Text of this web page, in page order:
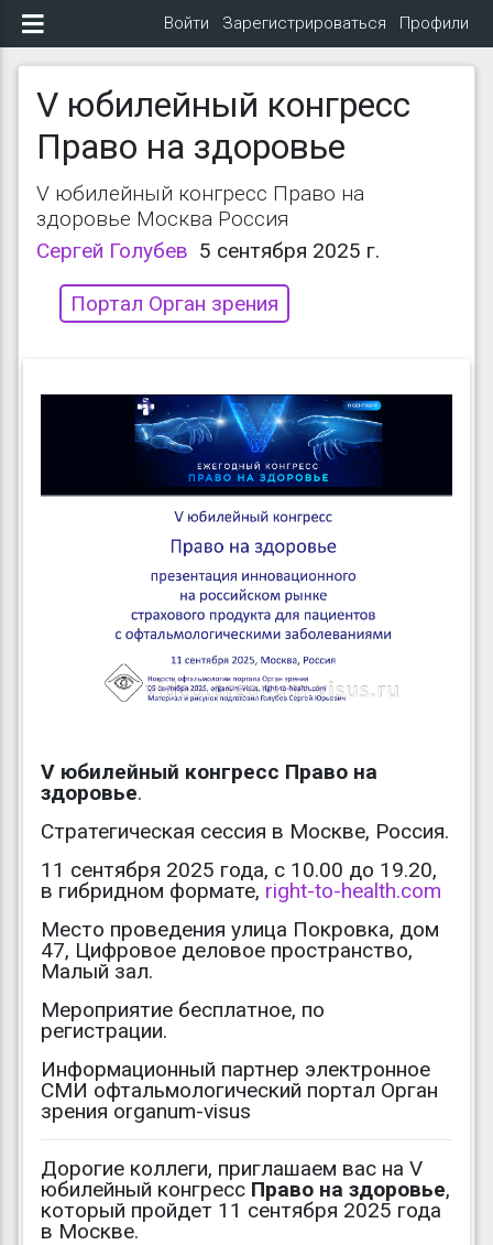
Войти Зарегистрироваться Профили
V юбилейный конгресс
Право на здоровье
V юбилейный конгресс Право на
здоровье Москва Россия
Сергей Голубев 5 сентября 2025 г.
Портал Орган зрения
V юбилейный конгресс Право на
здоровье.
Стратегическая сессия в Москве, Россия.
11 сентября 2025 года, с 10.00 до 19.20,
в гибридном формате, right-to-health.com
Место проведения улица Покровка, дом
47, Цифровое деловое пространство,
Малый зал.
Мероприятие бесплатное, по
регистрации.
Информационный партнер электронное
СМИ офтальмологический портал Орган
зрения organum-visus
Дорогие коллеги, приглашаем вас на V
юбилейный конгресс Право на здоровье,
который пройдет 11 сентября 2025 года
в Москве.